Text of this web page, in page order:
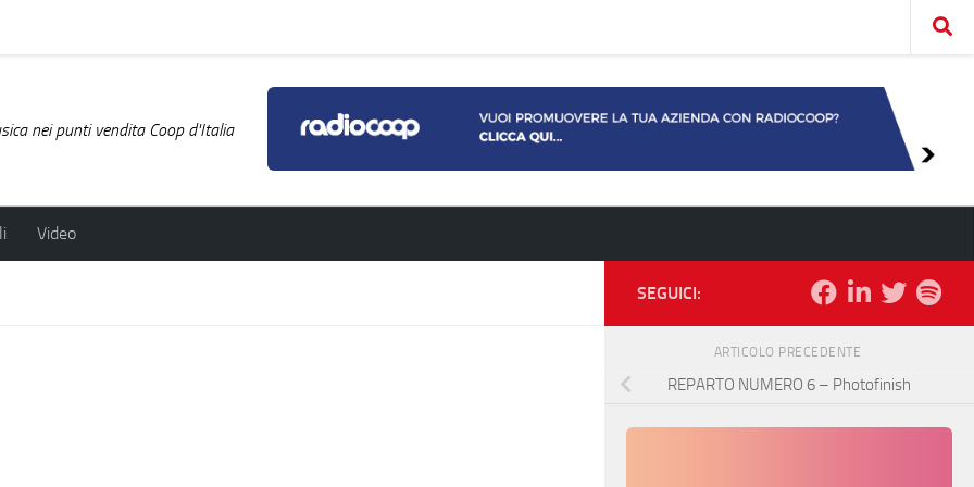
nei punti vendita Coop d'Italia
Video
SEGUICI:
ARTICOLO PRECEDENTE
REPARTO NUMERO 6 – Photofinish